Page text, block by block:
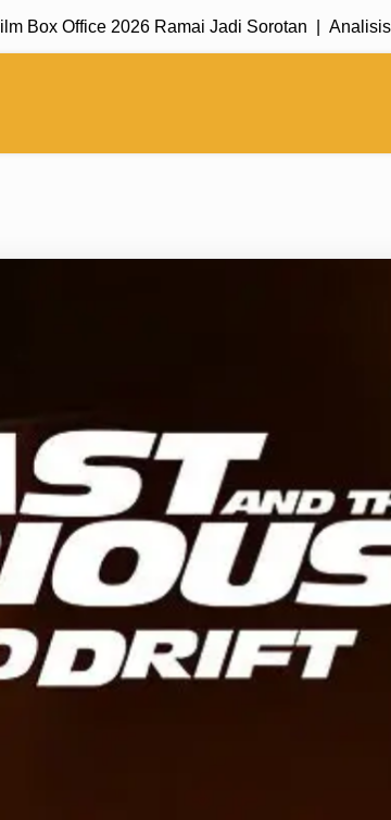
Office 2026 Ramai Jadi Sorotan |Analisis